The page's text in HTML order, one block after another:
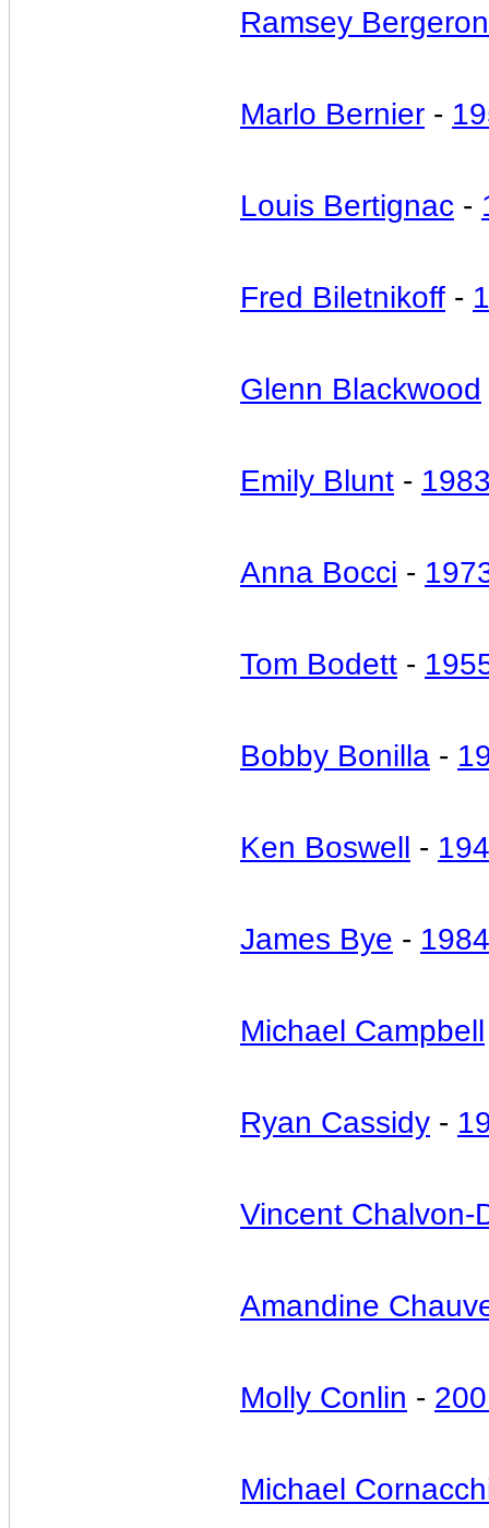
Ramsey Bergeron
Marlo Bernier -
Louis Bertignac -
Fred Biletnikoff -
Glenn Blackwood
Emily Blunt -
Anna Bocci -
Tom Bodett -
Bobby Bonilla -
Ken Boswell -
James Bye - 1984
Michael Campbell
Ryan Cassidy -
Vincent Chalvon-
Amandine
Molly Conlin -
Michael